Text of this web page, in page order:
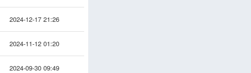
2024-12-17 21:26
2024-11-12 01:20
2024-09-30 09:49